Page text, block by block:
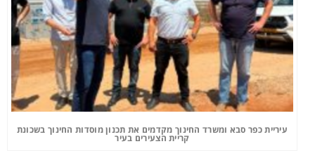
עיריית כפר סבא ומשרד החינוך מקדמים את תכנון מוסדות החינוך בשכונת
קריית הצעירים בעיר